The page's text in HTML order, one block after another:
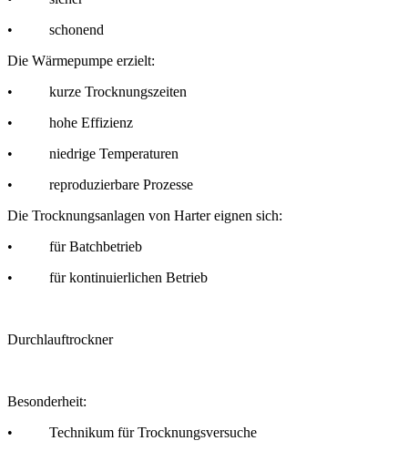
• schonend
Die Wärmepumpe erzielt:
• kurze Trocknungszeiten
• hohe Effizienz
• niedrige Temperaturen
• reproduzierbare Prozesse
Die Trocknungsanlagen von Harter eignen sich:
• für Batchbetrieb
• für kontinuierlichen Betrieb
Durchlauftrockner
Besonderheit:
• Technikum für Trocknungsversuche